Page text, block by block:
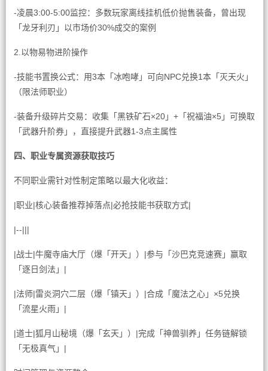
-凌晨3:00-5:00监控：多数玩家离线挂机低价抛售装备，曾出现
「龙牙利刃」以市场价30%成交的案例
2.以物易物进阶操作
-技能书置换公式：用3本「冰咆哮」可向NPC兑换1本「灭天火」
（限法师职业）
-装备升级碎片交易：收集「黑铁矿石×20」+「祝福油×5」可换取
「武器升阶券」，直接提升武器1-3点主属性
四、职业专属资源获取技巧
不同职业需针对性制定策略以最大化收益：
|职业|核心装备推荐掉落点|必抢技能书获取方式|
|--|||
|战士|牛魔寺庙大厅（爆「开天」）|参与「沙巴克竞速赛」赢取
「逐日剑法」|
|法师|雷炎洞穴二层（爆「镇天」）|合成「魔法之心」×5兑换
「流星火雨」|
|道士|狐月山秘境（爆「玄天」）|完成「神兽驯养」任务链解锁
「无极真气」|